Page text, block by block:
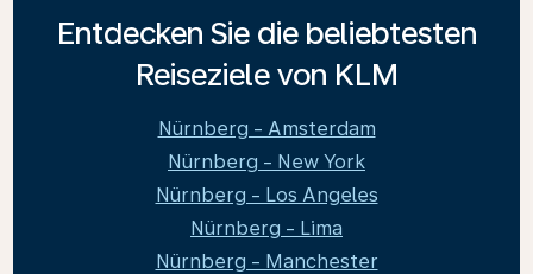
Entdecken Sie die beliebtesten
Reiseziele von KLM
Nürnberg - Amsterdam
Nürnberg - New York
Nürnberg - Los Angeles
Nürnberg - Lima
Nürnberg - Manchester